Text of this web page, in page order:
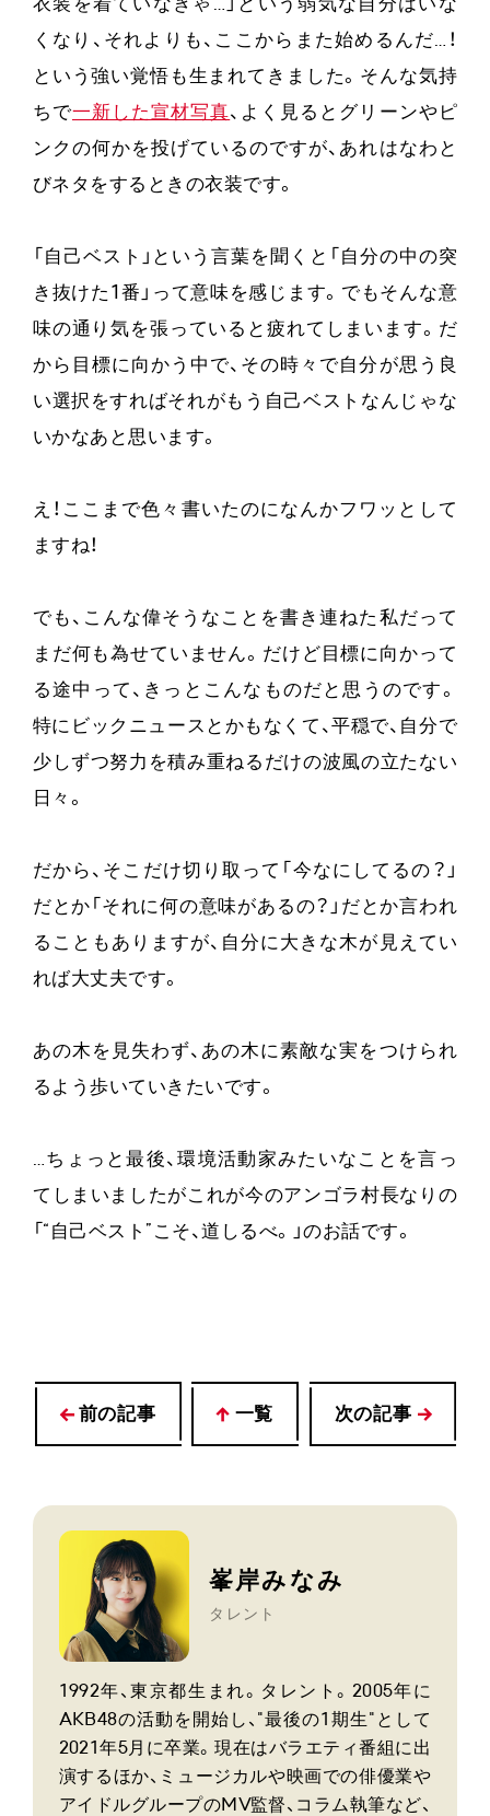
衣装を着ていなきゃ…」という弱気な自分はいな
くなり、それよりも、ここからまた始めるんだ…！
という強い覚悟も生まれてきました。そんな気持
ちで一新した宣材写真、よく見るとグリーンやピ
ンクの何かを投げているのですが、あれはなわと
びネタをするときの衣装です。
「自己ベスト」という言葉を聞くと「自分の中の突
き抜けた1番」って意味を感じます。でもそんな意
味の通り気を張っていると疲れてしまいます。だ
から目標に向かう中で、その時々で自分が思う良
い選択をすればそれがもう自己ベストなんじゃな
いかなあと思います。
え！ここまで色々書いたのになんかフワッとして
ますね！
でも、こんな偉そうなことを書き連ねた私だって
まだ何も為せていません。だけど目標に向かって
る途中って、きっとこんなものだと思うのです。
特にビックニュースとかもなくて、平穏で、自分で
少しずつ努力を積み重ねるだけの波風の立たない
日々。
だから、そこだけ切り取って「今なにしてるの？」
だとか「それに何の意味があるの？」だとか言われ
ることもありますが、自分に大きな木が見えてい
れば大丈夫です。
あの木を見失わず、あの木に素敵な実をつけられ
るよう歩いていきたいです。
…ちょっと最後、環境活動家みたいなことを言っ
てしまいましたがこれが今のアンゴラ村長なりの
「“自己ベスト”こそ、道しるべ。」のお話です。
前の記事 一覧 次の記事
峯岸みなみ
タレント
1992年、東京都生まれ。タレント。2005年に
AKB48の活動を開始し、"最後の1期生"として
2021年5月に卒業。現在はバラエティ番組に出
演するほか、ミュージカルや映画での俳優業や
アイドルグループのMV監督、コラム執筆など、